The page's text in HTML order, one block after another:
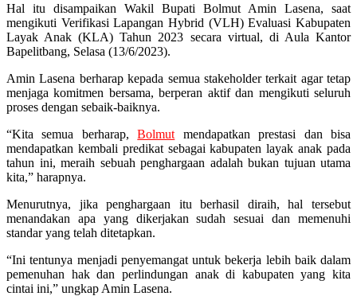
Hal itu disampaikan Wakil Bupati Bolmut Amin Lasena, saat
mengikuti Verifikasi Lapangan Hybrid (VLH) Evaluasi Kabupaten
Layak Anak (KLA) Tahun 2023 secara virtual, di Aula Kantor
Bapelitbang, Selasa (13/6/2023).
Amin Lasena berharap kepada semua stakeholder terkait agar tetap
menjaga komitmen bersama, berperan aktif dan mengikuti seluruh
proses dengan sebaik-baiknya.
“Kita semua berharap,Bolmut mendapatkan prestasi dan bisa
mendapatkan kembali predikat sebagai kabupaten layak anak pada
tahun ini, meraih sebuah penghargaan adalah bukan tujuan utama
kita,” harapnya.
Menurutnya, jika penghargaan itu berhasil diraih, hal tersebut
menandakan apa yang dikerjakan sudah sesuai dan memenuhi
standar yang telah ditetapkan.
“Ini tentunya menjadi penyemangat untuk bekerja lebih baik dalam
pemenuhan hak dan perlindungan anak di kabupaten yang kita
cintai ini,” ungkap Amin Lasena.